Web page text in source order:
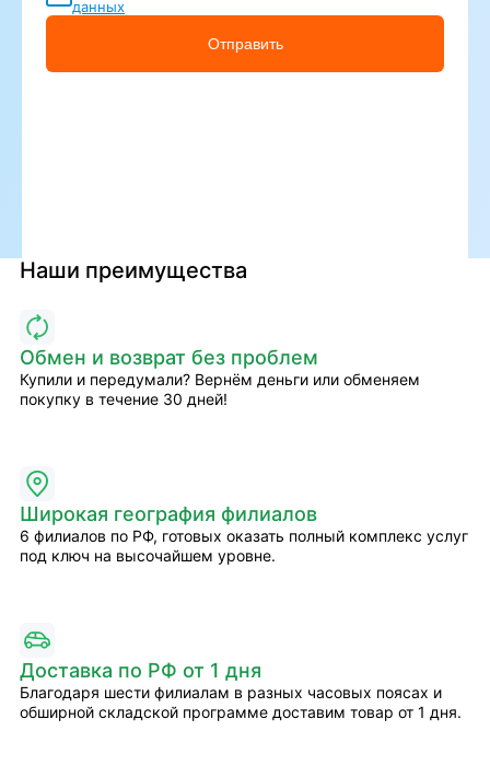
данных
Отправить
Наши преимущества
Обмен и возврат без проблем
Купили и передумали? Вернём деньги или обменяем
покупку в течение 30 дней!
Широкая география филиалов
6 филиалов по РФ, готовых оказать полный комплекс услуг
под ключ на высочайшем уровне.
Доставка по РФ от 1 дня
Благодаря шести филиалам в разных часовых поясах и
обширной складской программе доставим товар от 1 дня.